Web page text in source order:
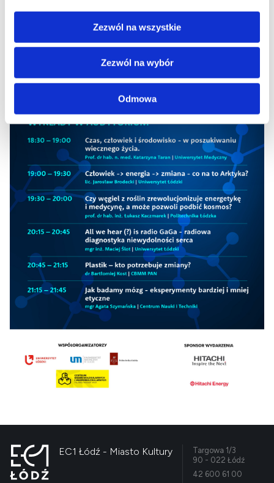
Zezwól na wszystkie
Zezwól na wybór
Odmowa
Sponsor wydarzenia:
Hitachi Energy
EC1 Łódź - Miasto Kultury
Targowa 1/3
90 - 022 Łódź
42 600 61 00